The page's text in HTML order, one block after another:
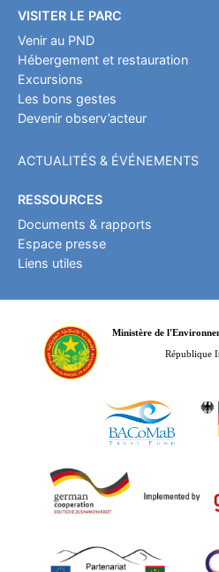
VISITER LE PARC
Venir au PND
Hébergement et restauration
Excursions
Les bons gestes
Devenir observ’acteur
ACTUALITÉS & ÉVÉNEMENTS
RESSOURCES
Documents & rapports
Espace presse
Liens utiles
Ministère de
République